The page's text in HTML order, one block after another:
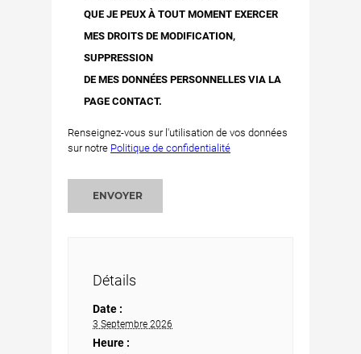
QUE JE PEUX À TOUT MOMENT EXERCER
MES DROITS DE MODIFICATION,
SUPPRESSION
DE MES DONNÉES PERSONNELLES VIA LA
PAGE CONTACT.
Renseignez-vous sur l'utilisation de vos données
sur notre Politique de confidentialité
ENVOYER
Détails
Date :
3 Septembre 2026
Heure :